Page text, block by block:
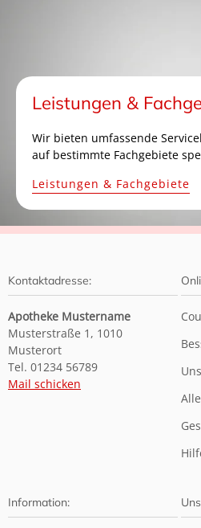
Leistungen &
Wir bieten umfassende
auf bestimmte Fachgebiete
Leistungen & Fachgebiete
Kontaktadresse:
Apotheke Mustername
Musterstraße 1, 1010
Musterort
Tel. 01234 56789
Mail schicken
Information: